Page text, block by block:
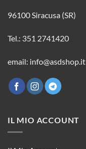
96100 Siracusa (SR)
Tel.: 351 2741420
email: info@asdshop.it
IL MIO ACCOUNT